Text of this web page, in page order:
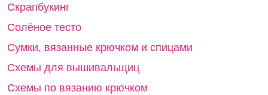
Скрапбукинг
Солёное тесто
Сумки, вязанные крючком и спицами
Схемы для вышивальщиц
Схемы по вязанию крючком